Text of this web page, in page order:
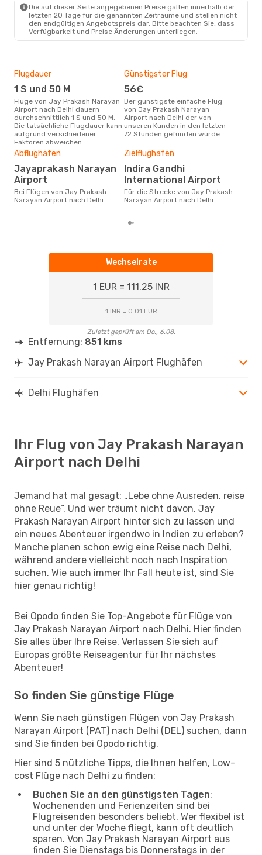
Die auf dieser Seite angegebenen Preise galten innerhalb der
letzten 20 Tage für die genannten Zeiträume und stellen nicht
den endgültigen Angebotspreis dar. Bitte beachten Sie, dass
Verfügbarkeit und Preise Änderungen unterliegen.
Flugdauer
1 S und 50 M
Flüge von Jay Prakash Narayan
Airport nach Delhi dauern
durchschnittlich 1 S und 50 M.
Die tatsächliche Flugdauer kann
aufgrund verschiedener
Faktoren abweichen.
Günstigster Flug
56€
Der günstigste einfache Flug
von Jay Prakash Narayan
Airport nach Delhi der von
unseren Kunden in den letzten
72 Stunden gefunden wurde
Abflughafen
Jayaprakash Narayan
Airport
Bei Flügen von Jay Prakash
Narayan Airport nach Delhi
Zielflughafen
International Airport
Für die Strecke von Jay Prakash
Narayan Airport nach Delhi
Wechselrate
1 EUR = 111.25 INR
1 INR = 0.01 EUR
Zuletzt geprüft am Do., 6.08.
Entfernung: 851 kms
Jay Prakash Narayan Airport Flughäfen
Delhi Flughäfen
Ihr Flug von Jay Prakash Narayan
Airport nach Delhi
Jemand hat mal gesagt: „Lebe ohne Ausreden, reise
ohne Reue“. Und wer träumt nicht davon, Jay
Prakash Narayan Airport hinter sich zu lassen und
ein neues Abenteuer irgendwo in Indien zu erleben?
Manche planen schon ewig eine Reise nach Delhi,
während andere vielleicht noch nach Inspiration
suchen. Wie auch immer Ihr Fall heute ist, sind Sie
hier genau richtig!
Bei Opodo finden Sie Top-Angebote für Flüge von
Jay Prakash Narayan Airport nach Delhi. Hier finden
Sie alles über Ihre Reise. Verlassen Sie sich auf
Europas größte Reiseagentur für Ihr nächstes
Abenteuer!
So finden Sie günstige Flüge
Wenn Sie nach günstigen Flügen von Jay Prakash
Narayan Airport (PAT) nach Delhi (DEL) suchen, dann
sind Sie finden bei Opodo richtig.
Hier sind 5 nützliche Tipps, die Ihnen helfen, Low-
cost Flüge nach Delhi zu finden:
Buchen Sie an den günstigsten Tagen:
Wochenenden und Ferienzeiten sind bei
Flugreisenden besonders beliebt. Wer flexibel ist
und unter der Woche fliegt, kann oft deutlich
sparen. Von Jay Prakash Narayan Airport aus
finden Sie Dienstags bis Donnerstags in der